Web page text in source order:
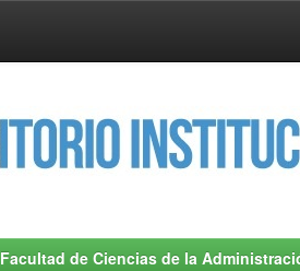
Facultad de Ciencias de la